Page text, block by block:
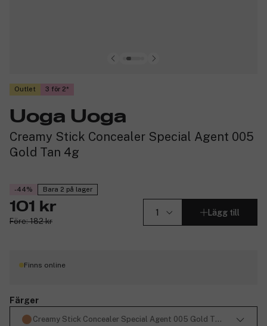
Outlet 3 för 2
Uoga Uoga
Creamy Stick Concealer Special Agent 005
Gold Tan 4g
-44% Bara 2 på lager
101 kr
Före: 182 kr
Lägg till
Finns online
Färger
Creamy Stick Concealer Special Agent 005 Gold Tan 4g